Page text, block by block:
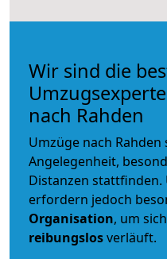
Wir sind die
nach Rahden
Umzüge nach
Angelegenheit,
Distanzen stattfinden.
erfordern jedoch
Organisation, um
reibungslosverläuft.